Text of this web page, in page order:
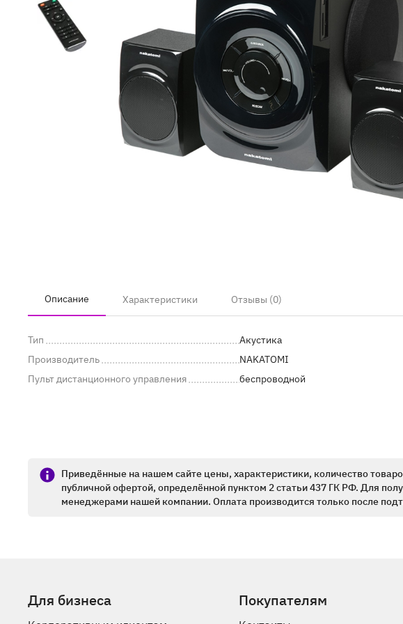
Item
Описание Характеристики Отзывы (0)
Тип
Акустика
Производитель
NAKATOMI
Пульт дистанционного управления
беспроводной
Приведённые на нашем сайте цены, характеристики, количество
публичной офертой, определённой пунктом 2 статьи 437 ГК РФ. Для
менеджерами нашей компании. Оплата производится только после
Для бизнеса Покупателям